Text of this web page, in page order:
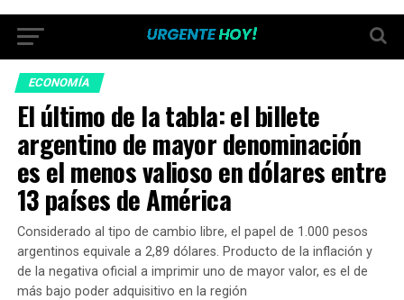
ECONOMÍA
El último de la tabla: el billete
argentino de mayor denominación
es el menos valioso en dólares entre
13 países de América
Considerado al tipo de cambio libre, el papel de 1.000 pesos
argentinos equivale a 2,89 dólares. Producto de la inflación y
de la negativa oficial a imprimir uno de mayor valor, es el de
más bajo poder adquisitivo en la región